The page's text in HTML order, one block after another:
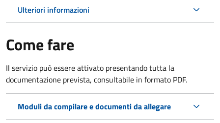
Ulteriori informazioni
Come fare
Il servizio può essere attivato presentando tutta la
documentazione prevista, consultabile in formato PDF.
Moduli da compilare e documenti da allegare